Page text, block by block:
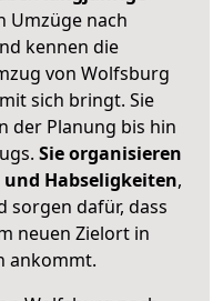
Umzüge nach
kennen die
von Wolfsburg
sich bringt. Sie
der Planung bis hin
Sie organisieren
Habseligkeiten,
sorgen dafür, dass
neuen Zielort in
ankommt.